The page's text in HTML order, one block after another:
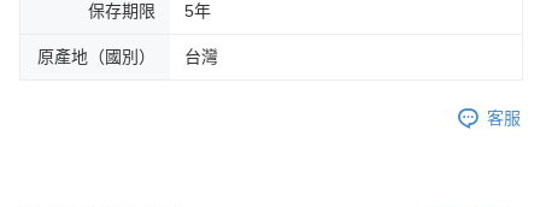
保存期限 5年
原產地（國別） 台灣
客服